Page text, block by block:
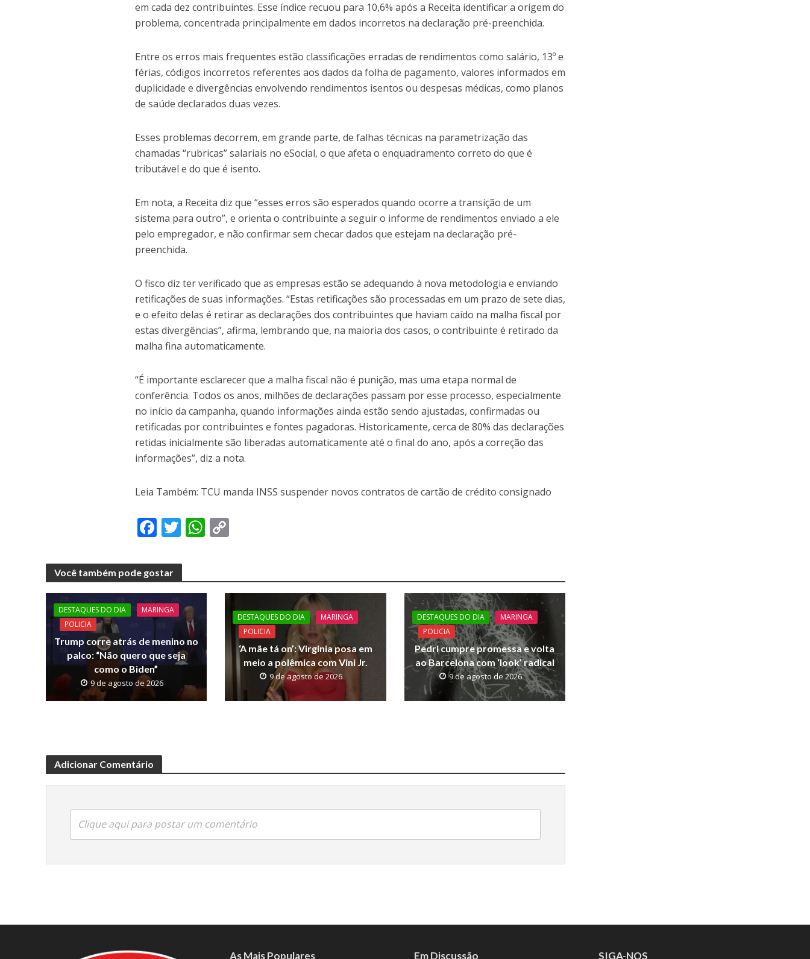
em cada dez contribuintes. Esse índice recuou para 10,6% após a Receita identificar a origem do
problema, concentrada principalmente em dados incorretos na declaração pré-preenchida.
Entre os erros mais frequentes estão classificações erradas de rendimentos como salário, 13º e
férias, códigos incorretos referentes aos dados da folha de pagamento, valores informados em
duplicidade e divergências envolvendo rendimentos isentos ou despesas médicas, como planos
de saúde declarados duas vezes.
Esses problemas decorrem, em grande parte, de falhas técnicas na parametrização das
chamadas “rubricas” salariais no eSocial, o que afeta o enquadramento correto do que é
tributável e do que é isento.
Em nota, a Receita diz que “esses erros são esperados quando ocorre a transição de um
sistema para outro”, e orienta o contribuinte a seguir o informe de rendimentos enviado a ele
pelo empregador, e não confirmar sem checar dados que estejam na declaração pré-
preenchida.
O fisco diz ter verificado que as empresas estão se adequando à nova metodologia e enviando
retificações de suas informações. “Estas retificações são processadas em um prazo de sete dias,
e o efeito delas é retirar as declarações dos contribuintes que haviam caído na malha fiscal por
estas divergências”, afirma, lembrando que, na maioria dos casos, o contribuinte é retirado da
malha fina automaticamente.
“É importante esclarecer que a malha fiscal não é punição, mas uma etapa normal de
conferência. Todos os anos, milhões de declarações passam por esse processo, especialmente
no início da campanha, quando informações ainda estão sendo ajustadas, confirmadas ou
retificadas por contribuintes e fontes pagadoras. Historicamente, cerca de 80% das declarações
retidas inicialmente são liberadas automaticamente até o final do ano, após a correção das
informações”, diz a nota.
Leia Também: TCU manda INSS suspender novos contratos de cartão de crédito consignado
F
e
b
o
o
k
T
itt
er
W
s
p
y
Li
n
k
Você também pode gostar
DESTAQUES DO DIA
MARINGA
POLICIA
Trump corre atrás de menino no
palco: “Não quero que seja
como o Biden”
9 de agosto de 2026
DESTAQUES DO DIA
MARINGA
POLICIA
‘A mãe tá on’: Virginia posa em
meio a polêmica com Vini Jr.
9 de agosto de 2026
DESTAQUES DO DIA
MARINGA
POLICIA
Pedri cumpre promessa e volta
ao Barcelona com ‘look’ radical
9 de agosto de 2026
Adicionar Comentário
Clique aqui para postar um comentário
As Mais Populares Em Discussão SIGA-NOS